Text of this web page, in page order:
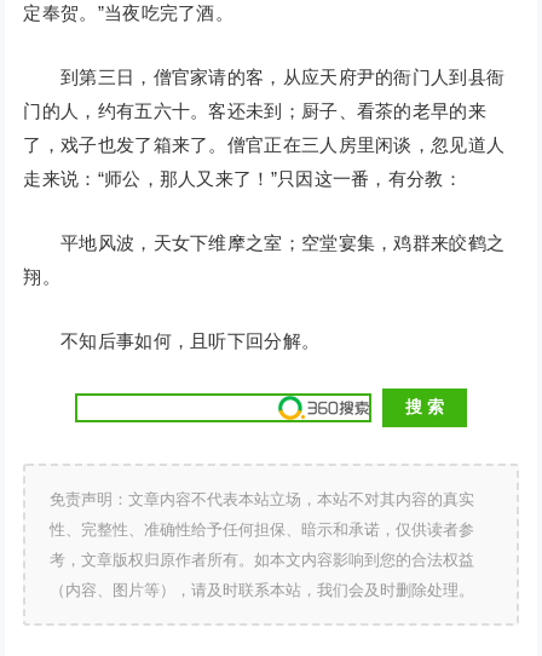
定奉贺。”当夜吃完了酒。
到第三日，僧官家请的客，从应天府尹的衙门人到县衙
门的人，约有五六十。客还未到；厨子、看茶的老早的来
了，戏子也发了箱来了。僧官正在三人房里闲谈，忽见道人
走来说：“师公，那人又来了！”只因这一番，有分教：
平地风波，天女下维摩之室；空堂宴集，鸡群来皎鹤之
翔。
不知后事如何，且听下回分解。
免责声明：文章内容不代表本站立场，本站不对其内容的真实
性、完整性、准确性给予任何担保、暗示和承诺，仅供读者参
考，文章版权归原作者所有。如本文内容影响到您的合法权益
（内容、图片等），请及时联系本站，我们会及时删除处理。